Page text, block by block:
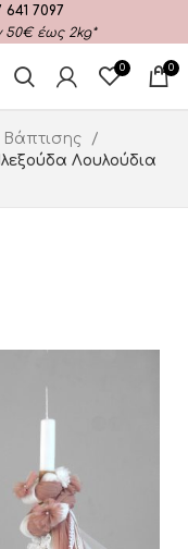
641 7097
έως 2kg*
0 0
Βάπτισης
Λουλούδια